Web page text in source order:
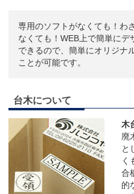
専用のソフトがなくても！わ
なくても！WEB上で簡単に
できるので、簡単にオリジナ
ことが可能です。
台木について
木
廃
と
く
合
的